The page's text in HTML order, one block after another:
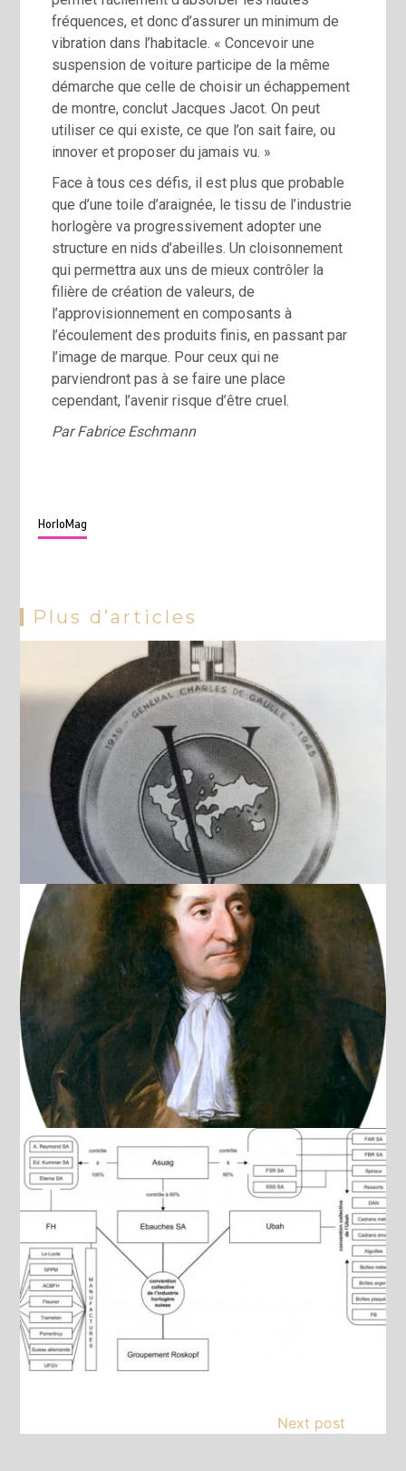
fréquences, et donc d’assurer un minimum de
vibration dans l’habitacle. « Concevoir une
suspension de voiture participe de la même
démarche que celle de choisir un échappement
de montre, conclut Jacques Jacot. On peut
utiliser ce qui existe, ce que l’on sait faire, ou
innover et proposer du jamais vu. »
Face à tous ces défis, il est plus que probable
que d’une toile d’araignée, le tissu de l’industrie
horlogère va progressivement adopter une
structure en nids d’abeilles. Un cloisonnement
qui permettra aux uns de mieux contrôler la
filière de création de valeurs, de
l’approvisionnement en composants à
l’écoulement des produits finis, en passant par
l’image de marque. Pour ceux qui ne
parviendront pas à se faire une place
cependant, l’avenir risque d’être cruel.
Par Fabrice Eschmann
HorloMag
Plus d’articles
Next post